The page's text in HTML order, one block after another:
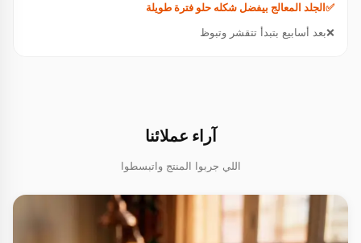
الجلد المعالج بيفضل شكله حلو فترة طويلة
بعد أسابيع بتبدأ تتقشر وتبوظ
آراء عملائنا
اللي جربوا المنتج واتبسطوا